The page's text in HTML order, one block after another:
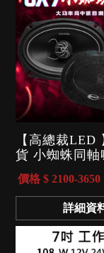
【高總裁LED
貨 小蜘蛛同軸
吋 附網 車音
高中重低音喇
車用喇叭 喇叭
價格 $ 2100-3650
詳細資